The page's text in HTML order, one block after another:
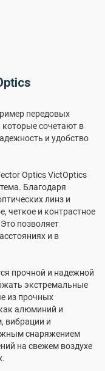
передовых
которые сочетают в
и удобство
Optics VictOptics
Благодаря
линз и
четкое и контрастное
позволяет
и в
прочной и надежной
экстремальные
из прочных
алюминий и
вибрации и
снаряжением
на свежем воздухе